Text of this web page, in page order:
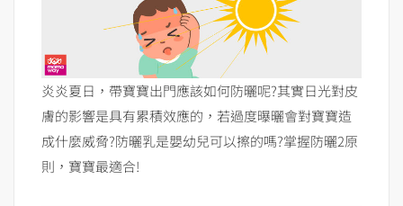
炎炎夏日，帶寶寶出門應該如何防曬呢?其實日光對皮
膚的影響是具有累積效應的，若過度曝曬會對寶寶造
成什麼威脅?防曬乳是嬰幼兒可以擦的嗎?掌握防曬2原
則，寶寶最適合!